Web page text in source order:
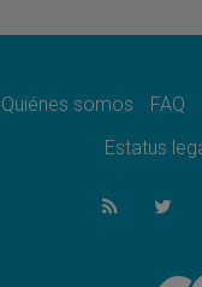
del
se
Quiénes somos FAQ
Estatus